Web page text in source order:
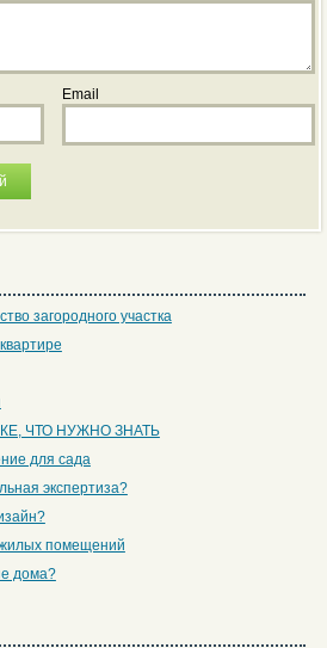
Email
загородного участка
ЧТО НУЖНО ЗНАТЬ
для сада
экспертиза?
помещений
дома?